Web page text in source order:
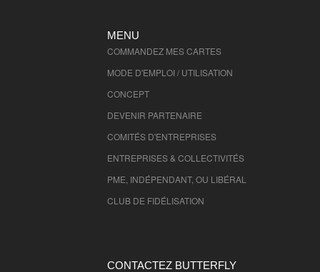
MENU
COMMANDEZ MES CARTES
MODE D'EMPLOI / UTILISATION
CONCEPT
DEVENIR PARTENAIRE
COMITÉS D'ENTREPRISES
ENTREPRISES & COLLECTIVITÉS
PME, INDÉPENDANT, OU LIBÉRAL
CLUB DE FIDÉLISATION
CONTACTEZ BUTTERFLY